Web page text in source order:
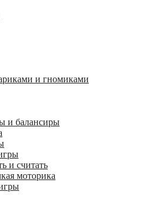
и гномиками
и балансиры
и считать
моторика